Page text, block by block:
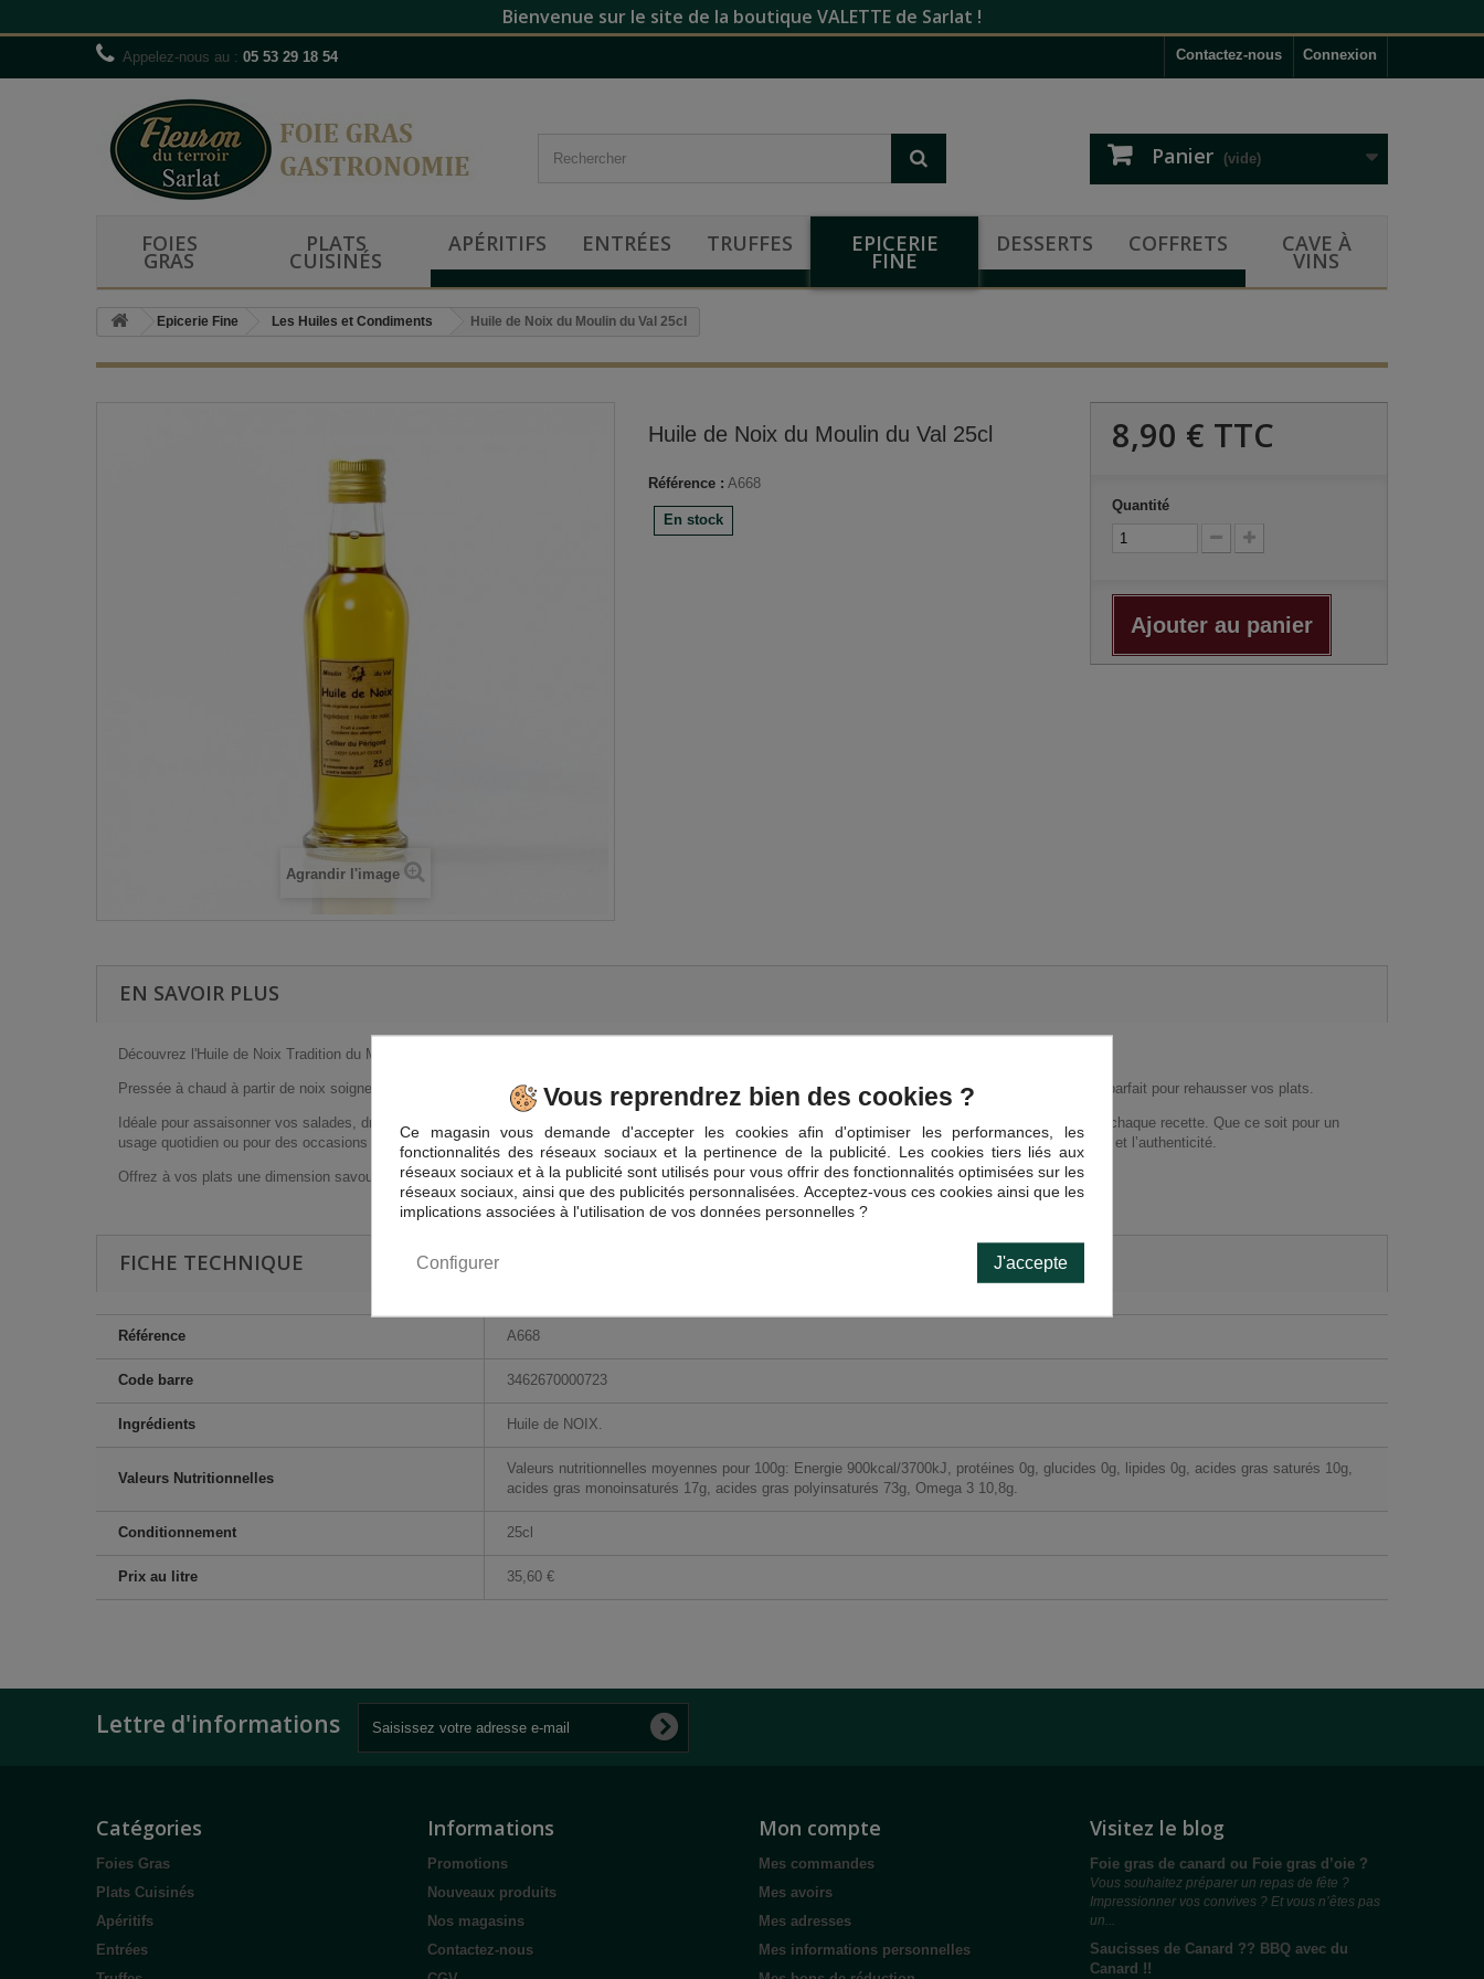
Bienvenue sur le site de la boutique VALETTE de Sarlat !
Connexion
Contactez-nous
Appelez-nous au : 05 53 29 18 54
Panier (vide)
FOIES
GRAS
PLATS
CUISINÉS
APÉRITIFS ENTRÉES TRUFFES EPICERIE
FINE
DESSERTS COFFRETS CAVE À
VINS
Epicerie Fine Les Huiles et Condiments Huile de Noix du Moulin du Val 25cl
Agrandir l'image
Huile de Noix du Moulin du Val 25cl
Référence : A668
En stock
8,90 € TTC
Quantité
Ajouter au panier
EN SAVOIR PLUS
Découvrez l'Huile de Noix Tradition du Moulin du Val, une huile artisanale qui célèbre le goût authentique des noix.
Pressée à chaud à partir de noix soigneusement sélectionnées, cette huile de noix 25cl offre une saveur richeavec des notes boisées qui en font un choix parfait pour rehausser vos plats.
Idéale pour assaisonner vos salades, draper vos légumes grillés ou enrichir vos sauces et marinades, cette huile de noix apporte une touche gourmande à chaque recette. Que ce soit pour un
usage quotidien ou pour des occasions spéciales, l'Huile de Noix Tradition est un incontournable pour les amateurs de gastronomie qui apprécient la qualité et l’authenticité.
Offrez à vos plats une dimension savoureuse inégalée avec ce produit d'exception.
FICHE TECHNIQUE
Référence A668
Code barre 3462670000723
Ingrédients Huile de NOIX.
Valeurs Nutritionnelles
Valeurs nutritionnelles moyennes pour 100g: Energie 900kcal/3700kJ, protéines 0g, glucides 0g, lipides 0g, acides gras saturés 10g,
acides gras monoinsaturés 17g, acides gras polyinsaturés 73g, Omega 3 10,8g.
Conditionnement 25cl
Prix au litre 35,60 €
Lettre d'informations
Catégories
Foies Gras
Plats Cuisinés
Apéritifs
Entrées
Informations
Promotions
Nouveaux produits
Nos magasins
Contactez-nous
Mon compte
Mes commandes
Mes avoirs
Mes adresses
Mes informations personnelles
Visitez le blog
Foie gras de canard ou Foie gras d’oie ?
Vous souhaitez préparer un repas de fête ?
Impressionner vos convives ? Et vous n’êtes pas
un...
Saucisses de Canard ?? BBQ avec du
Canard !!
Vous reprendrez bien des cookies ?
Ce magasin vous demande d'accepter les cookies afin d'optimiser les performances, les
fonctionnalités des réseaux sociaux et la pertinence de la publicité. Les cookies tiers liés aux
réseaux sociaux et à la publicité sont utilisés pour vous offrir des fonctionnalités optimisées sur les
réseaux sociaux, ainsi que des publicités personnalisées. Acceptez-vous ces cookies ainsi que les
implications associées à l'utilisation de vos données personnelles ?
J'accepte
Configurer